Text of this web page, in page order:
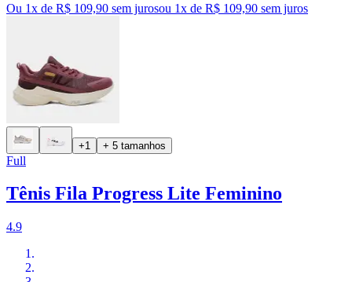
Ou 1x de R$ 109,90 sem jurosou 1x de R$ 109,90 sem juros
+1 + 5 tamanhos
Full
Tênis Fila Progress Lite Feminino
4.9